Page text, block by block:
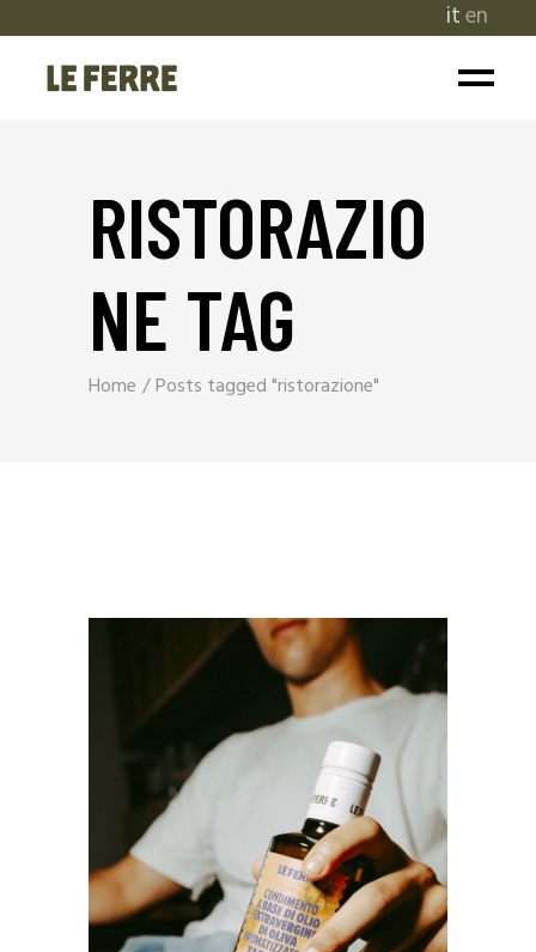
iten
RISTORAZIO
NE TAG
Home Posts tagged "ristorazione"